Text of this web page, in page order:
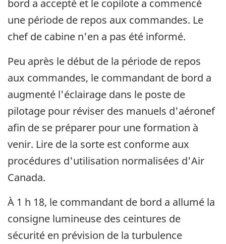
bord a accepté et le copilote a commencé
une période de repos aux commandes. Le
chef de cabine n'en a pas été informé.
Peu après le début de la période de repos
aux commandes, le commandant de bord a
augmenté l'éclairage dans le poste de
pilotage pour réviser des manuels d'aéronef
afin de se préparer pour une formation à
venir. Lire de la sorte est conforme aux
procédures d'utilisation normalisées d'Air
Canada.
À 1 h 18, le commandant de bord a allumé la
consigne lumineuse des ceintures de
sécurité en prévision de la turbulence